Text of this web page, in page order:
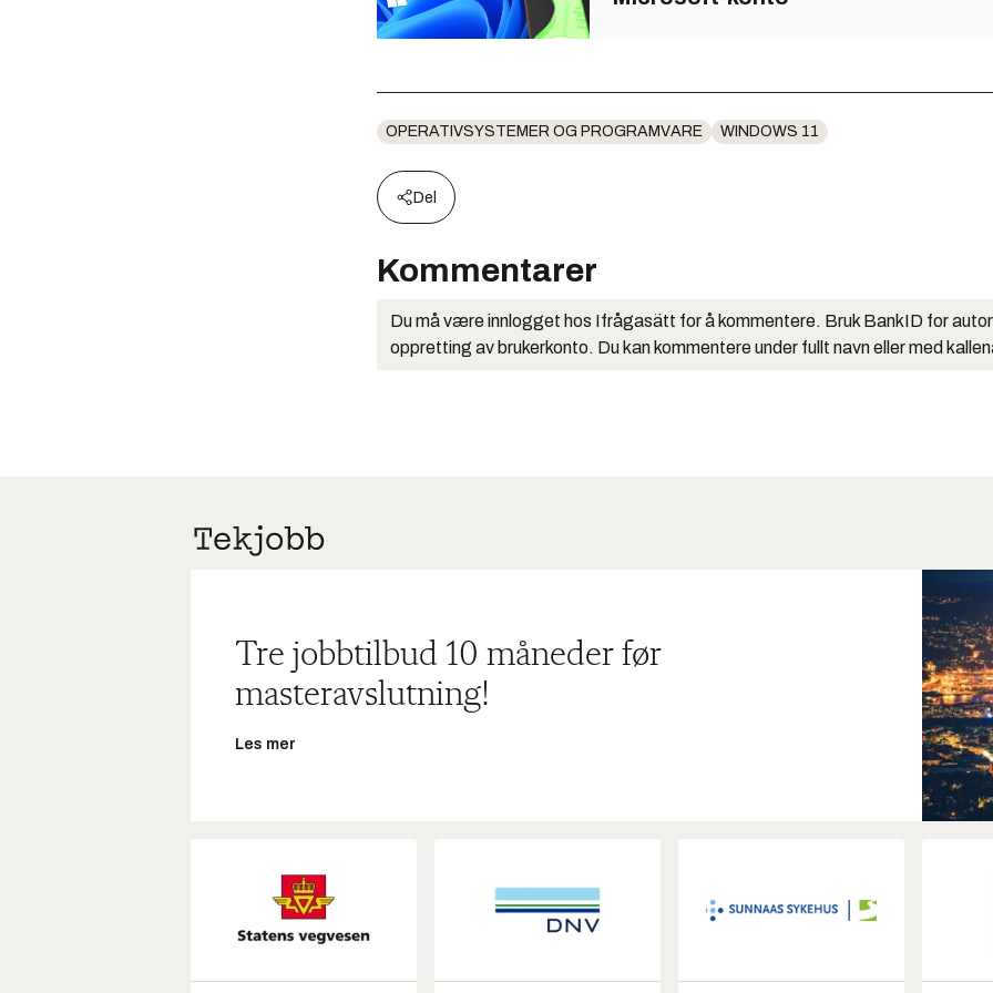
OPERATIVSYSTEMER OG PROGRAMVARE WINDOWS 11
Del
Kommentarer
Du må være innlogget hos Ifrågasätt for å kommentere. Bruk BankID for
oppretting av brukerkonto. Du kan kommentere under fullt navn eller med
Tre jobbtilbud 10 måneder før
masteravslutning!
Les mer